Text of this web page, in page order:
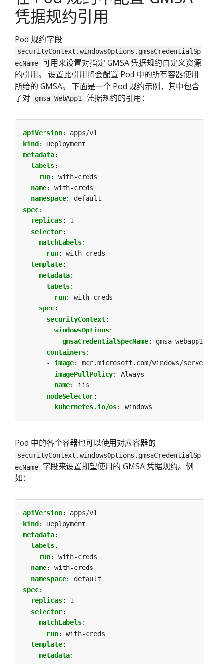
凭据规约引用
Pod 规约字段
securityContext.windowsOptions.gmsaCredentialSp
ecName 可用来设置对指定 GMSA 凭据规约自定义资源
的引用。 设置此引用将会配置 Pod 中的所有容器使用
所给的 GMSA。 下面是一个 Pod 规约示例，其中包含
了对
gmsa-WebApp1 凭据规约的引用：
apiVersion:
apps/v1
kind:
Deployment
metadata:
labels:
run:
with-creds
name:
with-creds
namespace:
default
spec:
replicas:
1
selector:
matchLabels:
run:
with-creds
template:
metadata:
labels:
run:
with-creds
spec:
securityContext:
windowsOptions:
gmsaCredentialSpecName:
gmsa-webapp1
containers:
- image:
mcr.microsoft.com/windows/
imagePullPolicy:
Always
name:
iis
nodeSelector:
kubernetes.io/os: windows
Pod 中的各个容器也可以使用对应容器的
securityContext.windowsOptions.gmsaCredentialSp
ecName
字段来设置期望使用的 GMSA 凭据规约。例
如：
apiVersion:
apps/v1
kind :
Deployment
metadata:
labels:
run:
with-creds
name:
with-creds
namespace:
default
spec:
replicas:
1
selector:
matchLabels:
run:
with-creds
template:
metadata: